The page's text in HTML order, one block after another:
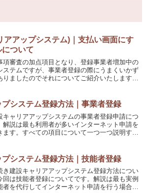
アアップシステム)｜支払い画面にす
ついて
項審査の加点項目となり、登録事業者増加中の
ステムですが、事業者登録の際にうまくいかず
りましたのでそれについてご紹介いたします。
システム登録方法｜事業者登録
キャリアアップシステムの事業者登録申請につ
解説は最も利用者が多いインターネット申請を
す。すべての項目について一つ一つ説明する
システム登録方法｜技能者登録
き建設キャリアアップシステム登録方法につい
は技能者登録についてです。解説は最も実例
者を代行してインターネット申請を行う場合を